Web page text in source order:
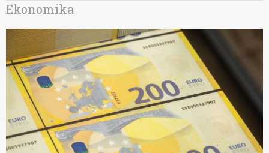
Ekonomika